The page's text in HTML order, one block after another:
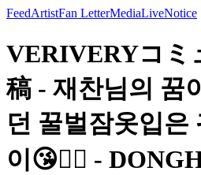
FeedArtistFan LetterMediaLiveNotice
VERIVERYコミ
稿 - 재찬님의 꿈
던 꿀벌잠옷입은
이😘👍🏻 -